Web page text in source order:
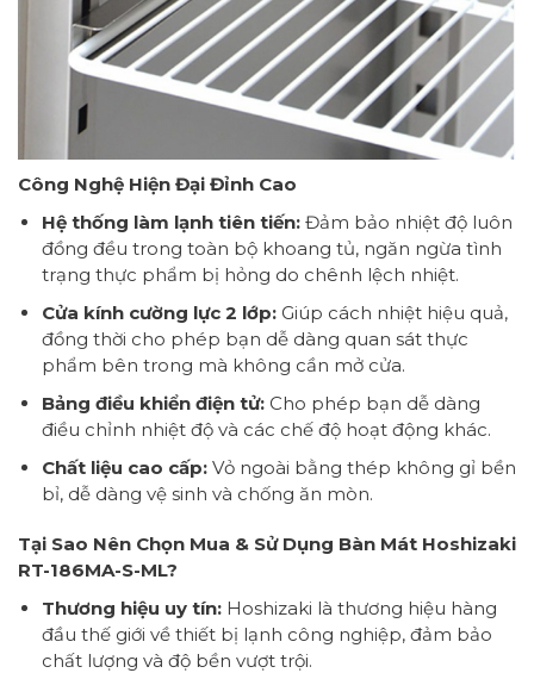
Công Nghệ Hiện Đại Đỉnh Cao
Hệ thống làm lạnh tiên tiến:Đảm bảo nhiệt độ luôn
đồng đều trong toàn bộ khoang tủ, ngăn ngừa tình
trạng thực phẩm bị hỏng do chênh lệch nhiệt.
Cửa kính cường lực 2 lớp:Giúp cách nhiệt hiệu quả,
đồng thời cho phép bạn dễ dàng quan sát thực
phẩm bên trong mà không cần mở cửa.
Bảng điều khiển điện tử:Cho phép bạn dễ dàng
điều chỉnh nhiệt độ và các chế độ hoạt động khác.
Chất liệu cao cấp:Vỏ ngoài bằng thép không gỉ bền
bỉ, dễ dàng vệ sinh và chống ăn mòn.
Tại Sao Nên Chọn Mua & Sử Dụng Bàn Mát Hoshizaki
RT-186MA-S-ML?
Thương hiệu uy tín:Hoshizaki là thương hiệu hàng
đầu thế giới về thiết bị lạnh công nghiệp, đảm bảo
chất lượng và độ bền vượt trội.